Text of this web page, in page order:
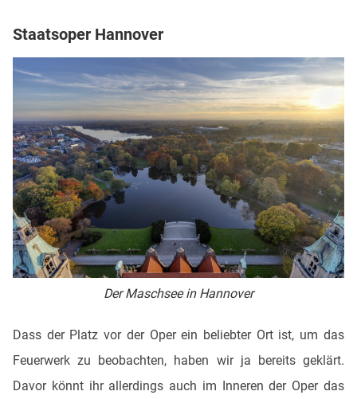
Staatsoper Hannover
Der Maschsee in Hannover
Dass der Platz vor der Oper ein beliebter Ort ist, um das
Feuerwerk zu beobachten, haben wir ja bereits geklärt.
Davor könnt ihr allerdings auch im Inneren der Oper das